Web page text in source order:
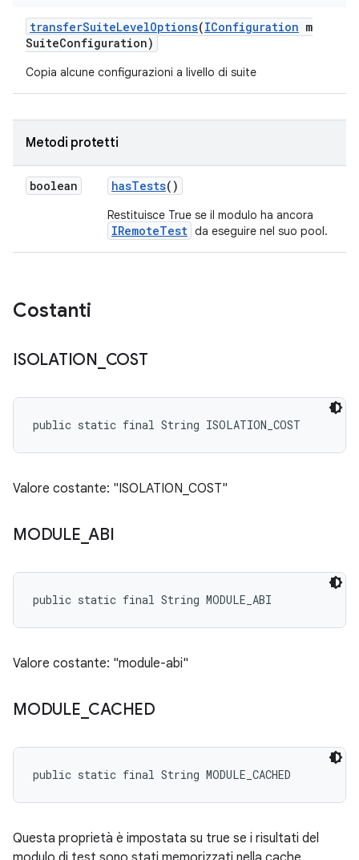
transferSuiteLevelOptions(IConfiguration m
SuiteConfiguration)
Copia alcune configurazioni a livello di suite
Metodi protetti
boolean hasTests()
Restituisce True se il modulo ha ancora
IRemoteTest da eseguire nel suo pool.
Costanti
ISOLATION COST
public static final String ISOLATION_COST
Valore costante: "ISOLATION_COST"
MODULE _ABI
public static final String MODULE_ABI
Valore costante: "module-abi"
MODULE CACHED
public static final String MODULE_CACHED
Questa proprietà è impostata su true se i risultati del